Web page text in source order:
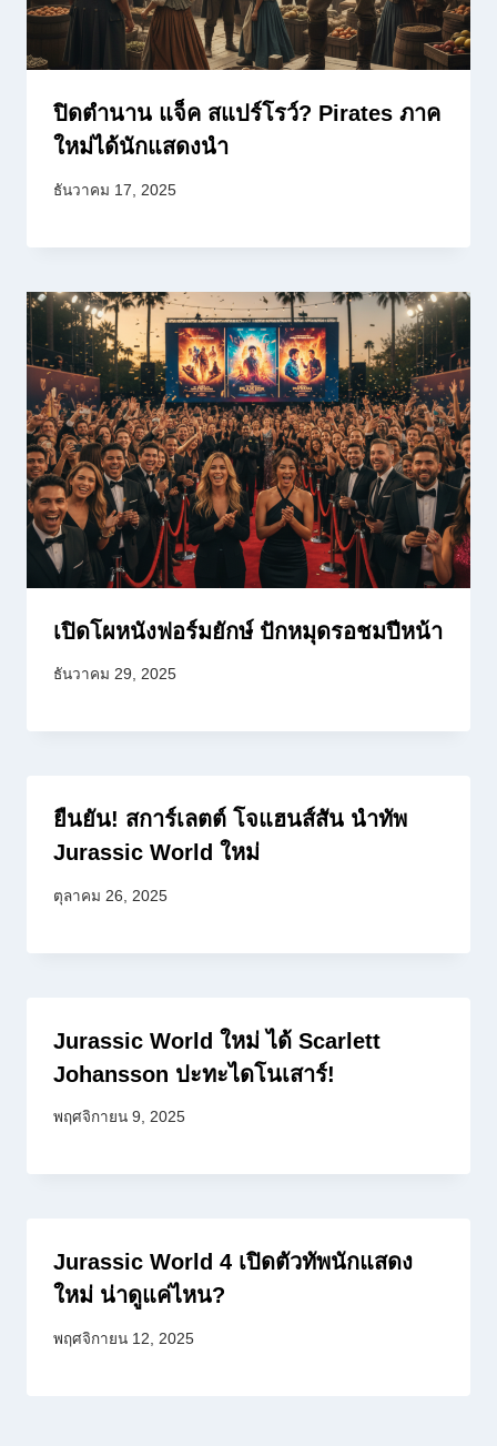
ปิดตำนาน แจ็ค สแปร์โรว์? Pirates ภาค
ใหม่ได้นักแสดงนำ
ธันวาคม 17, 2025
เปิดโผหนังฟอร์มยักษ์ ปักหมุดรอชมปีหน้า
ธันวาคม 29, 2025
ยืนยัน! สการ์เลตต์ โจแฮนส์สัน นำทัพ
Jurassic World ใหม่
ตุลาคม 26, 2025
Jurassic World ใหม่ ได้ Scarlett
Johansson ปะทะไดโนเสาร์!
พฤศจิกายน 9, 2025
Jurassic World 4 เปิดตัวทัพนักแสดง
ใหม่ น่าดูแค่ไหน?
พฤศจิกายน 12, 2025